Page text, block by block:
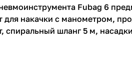
Fubag 6
для накачки с манометром,
шланг 5 м, насадки для накачки